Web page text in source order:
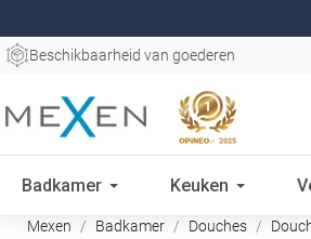
Beschikbaarheid van goederen
Badkamer Keuken
Mexen Badkamer Douches